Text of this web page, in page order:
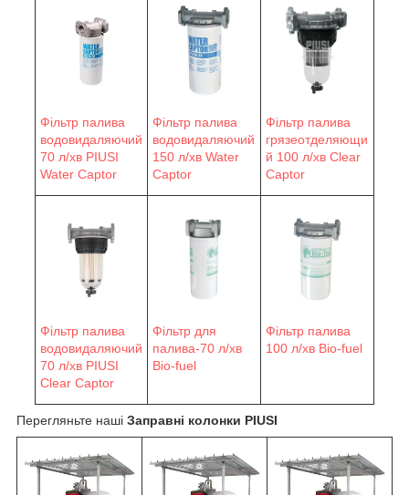
Фільтр палива
водовидаляючий
70 л/хв PIUSI
Water Сaptor
Фільтр палива
водовидаляючий
150 л/хв Water
Сaptor
Фільтр палива
грязеотделяющи
й 100 л/хв Clear
Captor
Фільтр палива
водовидаляючий
70 л/хв PIUSI
Clear Captor
Фільтр для
палива-70 л/хв
Bio-fuel
Фільтр палива
100 л/хв Bio-fuel
Перегляньте наші Заправні колонки PIUSI